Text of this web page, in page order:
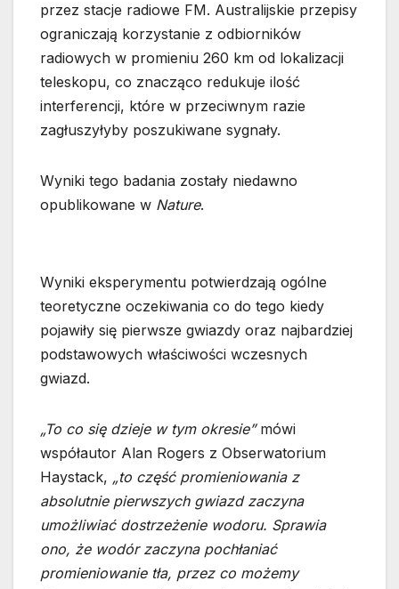
przez stacje radiowe FM. Australijskie przepisy
ograniczają korzystanie z odbiorników
radiowych w promieniu 260 km od lokalizacji
teleskopu, co znacząco redukuje ilość
interferencji, które w przeciwnym razie
zagłuszyłyby poszukiwane sygnały.
Wyniki tego badania zostały niedawno
opublikowane w Nature.
Wyniki eksperymentu potwierdzają ogólne
teoretyczne oczekiwania co do tego kiedy
pojawiły się pierwsze gwiazdy oraz najbardziej
podstawowych właściwości wczesnych
gwiazd.
„To co się dzieje w tym okresie”mówi
współautor Alan Rogers z Obserwatorium
Haystack, „to część promieniowania z
absolutnie pierwszych gwiazd zaczyna
umożliwiać dostrzeżenie wodoru. Sprawia
ono, że wodór zaczyna pochłaniać
promieniowanie tła, przez co możemy